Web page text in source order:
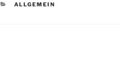
KATEGORIEN
ALLGEMEIN